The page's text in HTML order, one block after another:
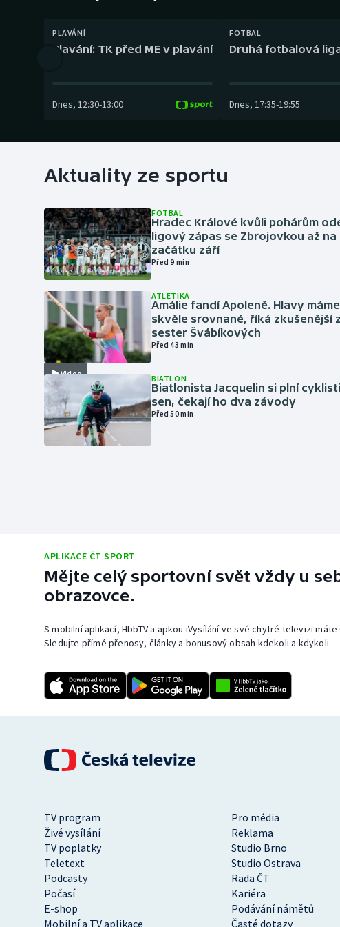
Dostihy
Futsal
Gymnastika
PLAVÁNÍ
Plavání: TK před ME v plavání
Dnes, 12:30-13:00
FOTBAL
Druhá fotbalová
Dnes, 17:35-19:55
Aktuality ze sportu
FOTBAL
Hradec Králové kvůli pohárům
ligový zápas se Zbrojovkou až na
začátku září
Před 9 min
Video
ATLETIKA
Amálie fandí Apoleně. Hlavy máme
skvěle srovnané, říká zkušenější
sester Švábíkových
Před 43 min
BIATLON
Biatlonista Jacquelin si plní
sen, čekají ho dva závody
Před 50 min
APLIKACE ČT SPORT
Mějte celý sportovní svět vždy u
obrazovce.
S mobilní aplikací, HbbTV a apkou iVysílání ve své chytré televizi
Sledujte přímé přenosy, články a bonusový obsah kdekoli a kdykoli.
TV program
Pro média
Živé vysílání
Reklama
TV poplatky
Studio Brno
Teletext
Studio Ostrava
Podcasty
Rada ČT
Počasí
Kariéra
E-shop
Podávání námětů
Mobilní a TV aplikace
Časté dotazy